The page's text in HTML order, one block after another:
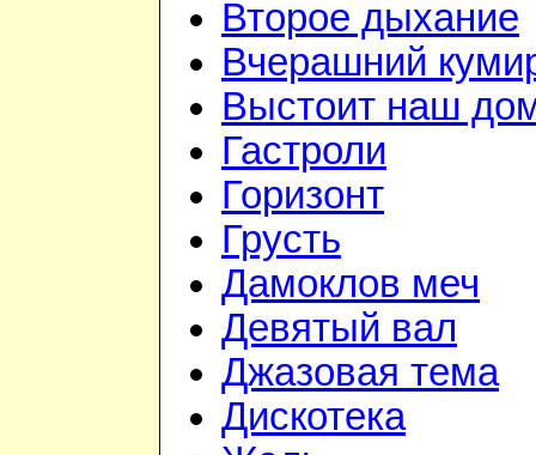
Второе дыхание
Вчерашний
Выстоит наш
Гастроли
Горизонт
Грусть
Дамоклов меч
Девятый вал
Джазовая тема
Дискотека